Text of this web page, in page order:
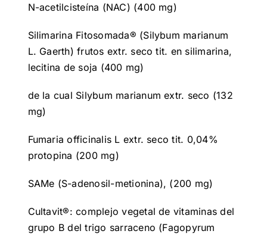
N-acetilcisteína (NAC) (400 mg)
Silimarina Fitosomada® (Silybum marianum
L. Gaerth) frutos extr. seco tit. en silimarina,
lecitina de soja (400 mg)
de la cual Silybum marianum extr. seco (132
mg)
Fumaria officinalis L extr. seco tit. 0,04%
protopina (200 mg)
SAMe (S-adenosil-metionina), (200 mg)
Cultavit®: complejo vegetal de vitaminas del
grupo B del trigo sarraceno (Fagopyrum